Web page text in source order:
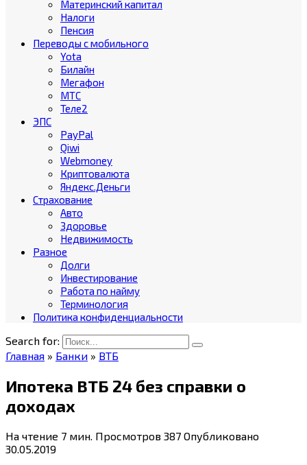
Материнский капитал
Налоги
Пенсия
Переводы с мобильного
Yota
Билайн
Мегафон
МТС
Теле2
ЭПС
PayPal
Qiwi
Webmoney
Криптовалюта
Яндекс.Деньги
Страхование
Авто
Здоровье
Недвижимость
Разное
Долги
Инвестирование
Работа по найму
Терминология
Политика конфиденциальности
Search for:
Главная » Банки » ВТБ
Ипотека ВТБ 24 без справки о
доходах
На чтение 7 мин. Просмотров 387 Опубликовано
30.05.2019